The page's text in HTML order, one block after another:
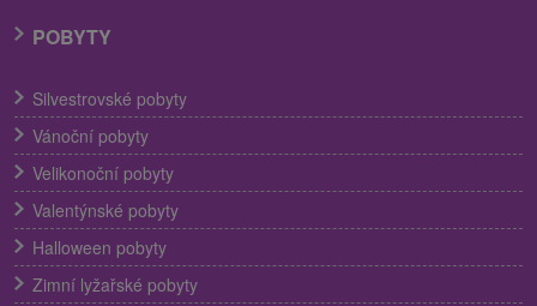
POBYTY
Silvestrovské pobyty
Vánoční pobyty
Velikonoční pobyty
Valentýnské pobyty
Halloween pobyty
Zimní lyžařské pobyty